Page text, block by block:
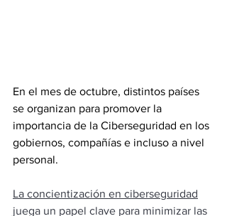
En el mes de octubre, distintos países
se organizan para promover la
importancia de la Ciberseguridad en los
gobiernos, compañías e incluso a nivel
personal.
La concientización en ciberseguridad
juega un papel clave para minimizar las